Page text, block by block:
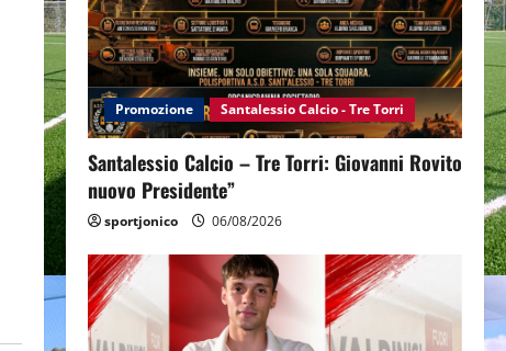
Promozione Santalessio Calcio - Tre Torri
Santalessio Calcio – Tre Torri: Giovanni Rovito
nuovo Presidente”
sportjonico 06/08/2026